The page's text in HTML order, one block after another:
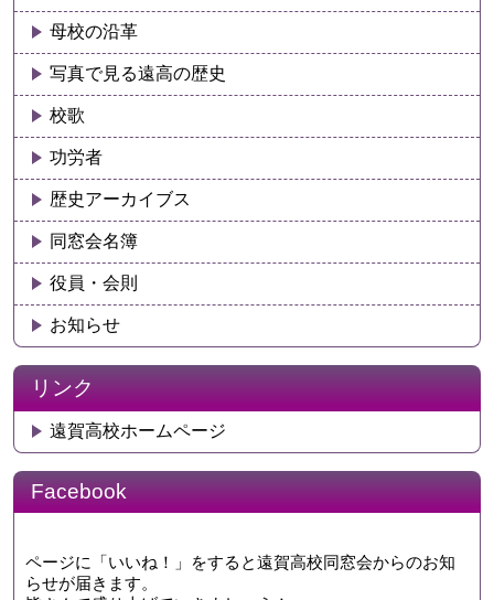
母校の沿革
写真で見る遠高の歴史
校歌
功労者
歴史アーカイブス
同窓会名簿
役員・会則
お知らせ
リンク
遠賀高校ホームページ
Facebook
ページに「いいね！」をすると遠賀高校同窓会からのお知
らせが届きます。